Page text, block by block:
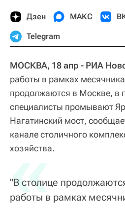
Дзен МАКС
Telegram
МОСКВА, 18 апр - РИА
работы в рамках
продолжаются в Москве, в
специалисты промывают
Нагатинский мост,
канале столичного
хозяйства.
«
"В столице
работы в рамках